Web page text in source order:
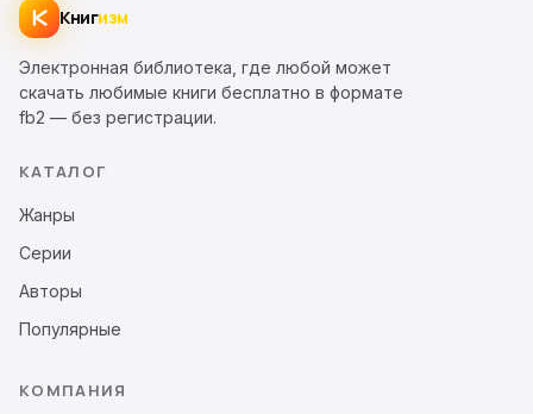
Книгизм
Электронная библиотека, где любой может
скачать любимые книги бесплатно в формате
fb2 — без регистрации.
КАТАЛОГ
Жанры
Серии
Авторы
Популярные
КОМПАНИЯ